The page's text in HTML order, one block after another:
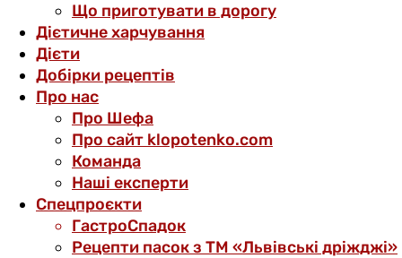
Що приготувати в дорогу
Дієтичне харчування
Дієти
Добірки рецептів
Про нас
Про Шефа
Про сайт klopotenko.com
Команда
Наші експерти
Спецпроєкти
ГастроСпадок
Рецепти пасок з ТМ «Львівські дріжджі»